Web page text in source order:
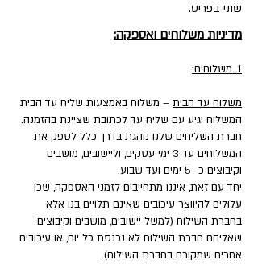
שוני בפריט.
מדיניות משלוחים ואספקה:
1. משלוחים:
משלוח עד הבית – משלוח באמצעות שליח עד הבית
המשלוח יגיע עם שליח עד לכתובת שציינת בהזמנה.
חברת השליחים שלנו נוהגת בדרך כלל לספק את
המשלוחים עד 3 ימי עסקים, וליישובים, מושבים
וקיבוצים כ- 5 ימים ועד שבוע.
יחד עם זאת, איננו מתחייבים לזמני האספקה, שכן
עלולים להיווצר עיכובים שאינם תלויים בנו אלא
בחברת השילוח (למשל יישובים, מושבים וקיבוצים
שאליהם חברת השילוח לא נכנסת כל יום, או עיכובים
אחרים שמקורם בחברת השילוח).